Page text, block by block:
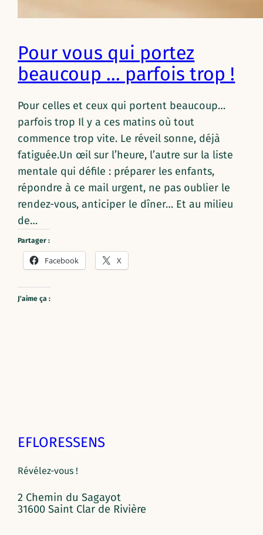
Pour vous qui portez
beaucoup … parfois trop !
Pour celles et ceux qui portent beaucoup…
parfois trop Il y a ces matins où tout
commence trop vite. Le réveil sonne, déjà
fatiguée.Un œil sur l’heure, l’autre sur la liste
mentale qui défile : préparer les enfants,
répondre à ce mail urgent, ne pas oublier le
rendez-vous, anticiper le dîner… Et au milieu
de…
Partager :
Facebook X
J’aime ça :
EFLORESSENS
Révélez-vous !
2 Chemin du Sagayot
31600 Saint Clar de Rivière